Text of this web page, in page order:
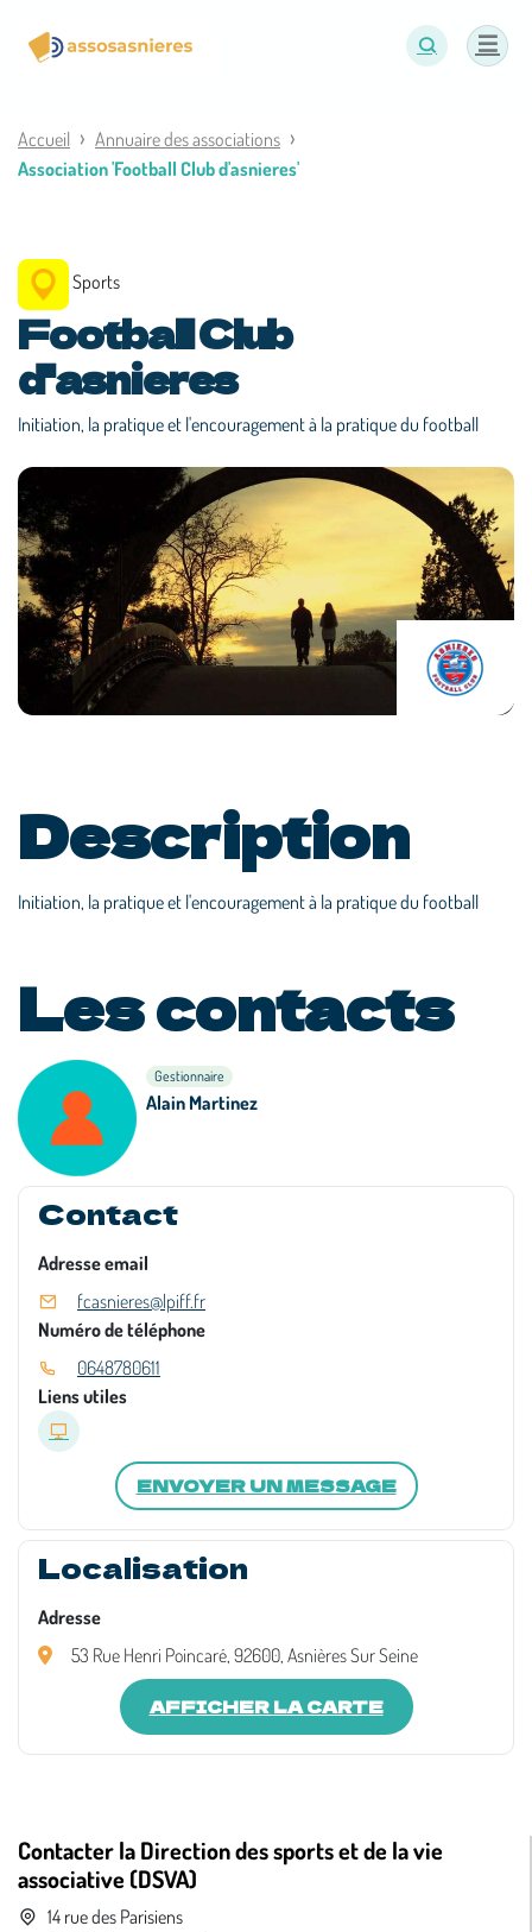
Accueil
Annuaire des associations
Association 'Football Club d'asnieres'
Sports
Football Club
d'asnieres
Initiation, la pratique et l'encouragement à la pratique du football
Description
Initiation, la pratique et l'encouragement à la pratique du football
Les contacts
Gestionnaire
Alain Martinez
Contact
Adresse email
fcasnieres@lpiff.fr
Numéro de téléphone
0648780611
Liens utiles
ENVOYER UN MESSAGE
Localisation
Adresse
53 Rue Henri Poincaré, 92600, Asnières Sur Seine
AFFICHER LA CARTE
Contacter la Direction des sports et de la vie
associative (DSVA)
14 rue des Parisiens